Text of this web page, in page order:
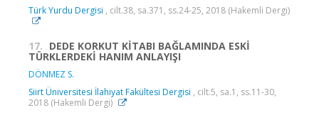
Türk Yurdu Dergisi , cilt.38, sa.371, ss.24-25, 2018 (Hakemli Dergi)
17. DEDE KORKUT KİTABI BAĞLAMINDA ESKİ
TÜRKLERDEKİ HANIM ANLAYIŞI
DÖNMEZ S.
Siirt Üniversitesi İlahiyat Fakültesi Dergisi , cilt.5, sa.1, ss.11-30,
2018 (Hakemli Dergi)